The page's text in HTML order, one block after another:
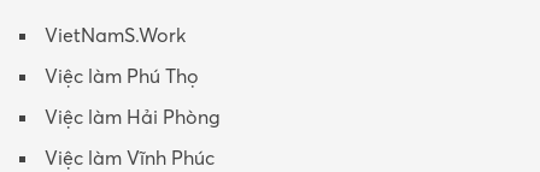
VietNamS.Work
Việc làm Phú Thọ
Việc làm Hải Phòng
Việc làm Vĩnh Phúc